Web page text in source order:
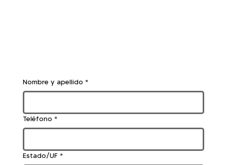
Nombre y apellido *
Teléfono *
Estado/UF *